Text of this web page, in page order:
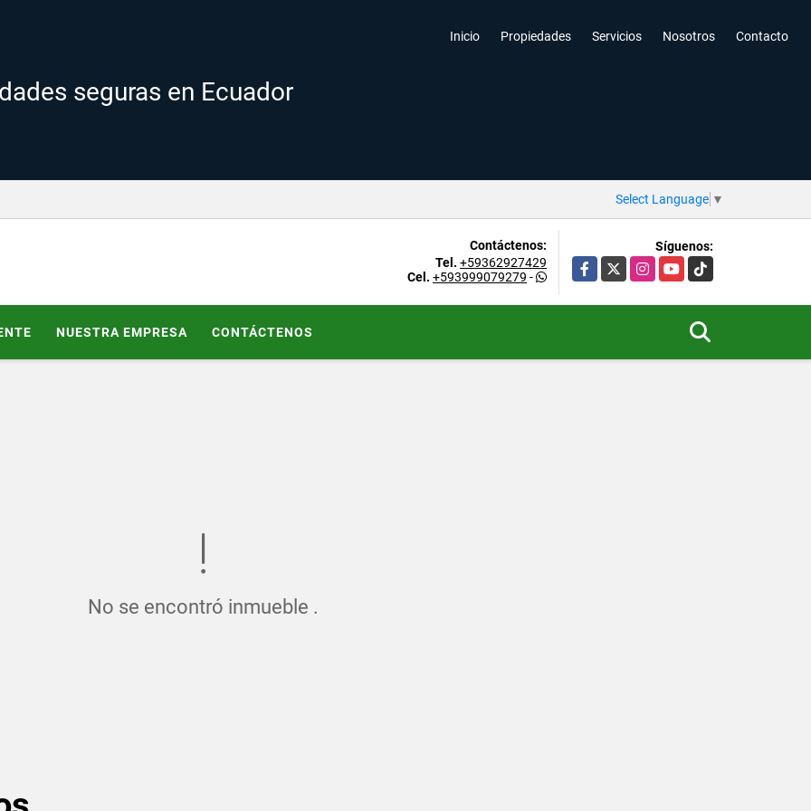
Inicio Propiedades Servicios Nosotros Contacto
seguras en Ecuador
Select Language ▼
Contáctenos:
Tel. +59362927429
Cel. +593999079279 -
Síguenos:
Facebook
X InstagramYouTubeTikTok
NUESTRA EMPRESA CONTÁCTENOS
No se encontró inmueble .